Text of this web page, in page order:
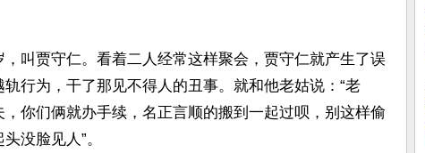
叫贾守仁。看着二人经常这样聚会，贾守仁就产生了误
行为，干了那见不得人的丑事。就和他老姑说：“老
你们俩就办手续，名正言顺的搬到一起过呗，别这样偷
没脸见人”。